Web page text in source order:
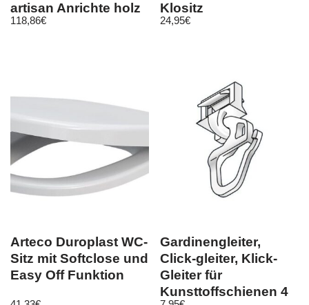
artisan Anrichte holz
118,86€
Klositz
24,95€
Arteco Duroplast WC-
Sitz mit Softclose und
Easy Off Funktion
Gardinengleiter,
Click-gleiter, Klick-
Gleiter für
Kunsttoffschienen 4